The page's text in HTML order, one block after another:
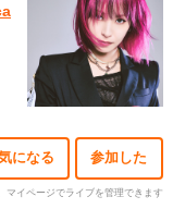
になる 参加した
マイページでライブを管理できます